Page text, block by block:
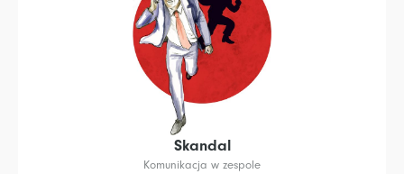
Skandal
Komunikacja w zespole